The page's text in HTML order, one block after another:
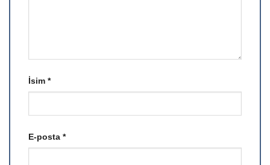
İsim *
E-posta *